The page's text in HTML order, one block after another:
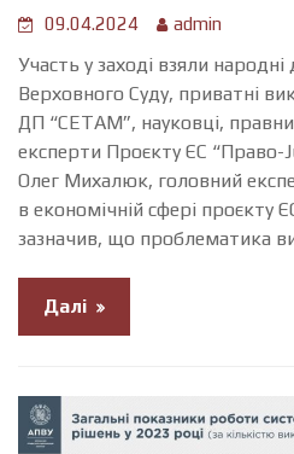
09.04.2024 admin
Участь у заході взяли народні
Верховного Суду, приватні
ДП “СЕТАМ”, науковці,
експерти Проєкту ЄС “Право-
Олег Михалюк, головний
в економічній сфері проєкту
зазначив, що проблематика
Далі